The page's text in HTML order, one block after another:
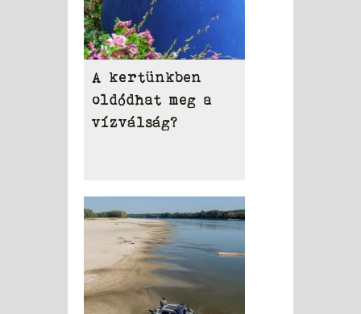
A kertünkben
oldódhat meg a
vízválság?